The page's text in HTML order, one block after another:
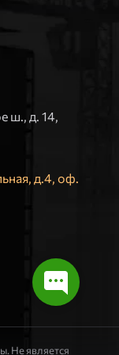
ш., д. 14,
д.4, оф.
Не является